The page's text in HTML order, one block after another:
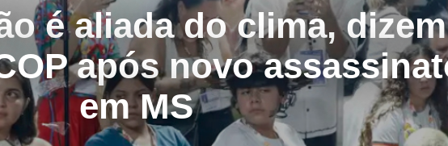
é aliada do clima, dizem
após novo
em MS